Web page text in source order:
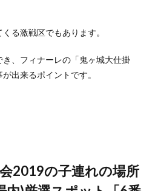
る激戦区でもあります。
、フィナーレの「鬼ヶ城大仕掛
出来るポイントです。
2019の子連れの場所